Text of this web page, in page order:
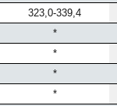
323,0-339,4
*
*
*
*